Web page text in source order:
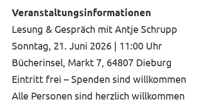
Veranstaltungsinformationen
Lesung & Gespräch mit Antje Schrupp
Sonntag, 21. Juni 2026 | 11:00 Uhr
Bücherinsel, Markt 7, 64807 Dieburg
Eintritt frei – Spenden sind willkommen
Alle Personen sind herzlich willkommen